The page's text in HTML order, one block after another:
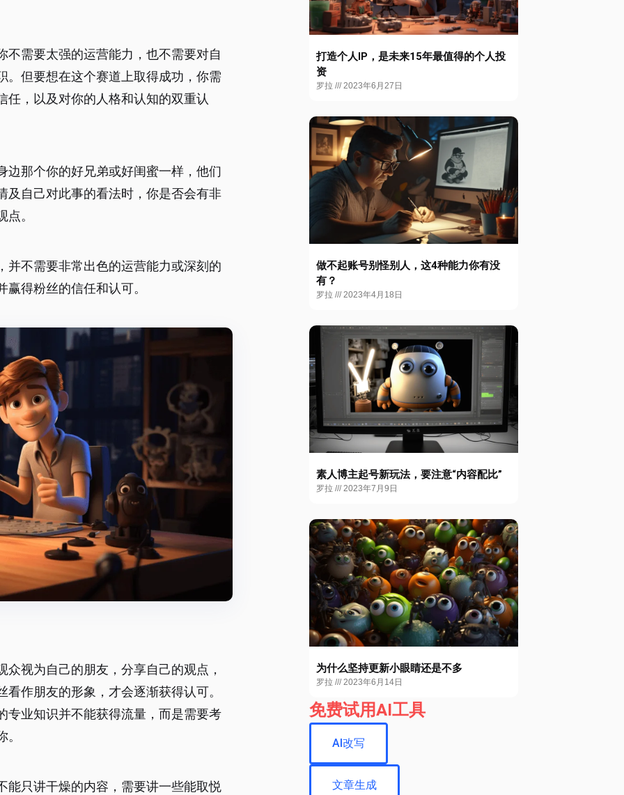
需要太强的运营能力，也不需要对自
。但要想在这个赛道上取得成功，你需
任，以及对你的人格和认知的双重认
边那个你的好兄弟或好闺蜜一样，他们
及自己对此事的看法时，你是否会有非
。
并不需要非常出色的运营能力或深刻的
得粉丝的信任和认可。
视为自己的朋友，分享自己的观点，
作朋友的形象，才会逐渐获得认可。
专业知识并不能获得流量，而是需要考
能只讲干燥的内容，需要讲一些能取悦
打造个人IP，是未来15年最值得的个人投
资
罗拉 2023年6月27日
做不起账号别怪别人，这4种能力你有没
有？
罗拉 2023年4月18日
素人博主起号新玩法，要注意“内容配比”
罗拉 2023年7月9日
为什么坚持更新小眼睛还是不多
罗拉 2023年6月14日
免费试用AI工具
AI改写
文章生成